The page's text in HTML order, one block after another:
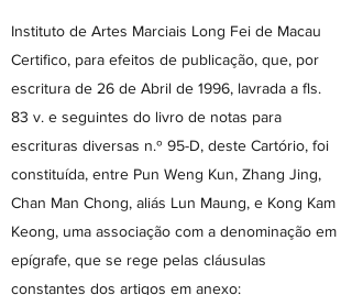
Instituto de Artes Marciais Long Fei de Macau
Certifico, para efeitos de publicação, que, por
escritura de 26 de Abril de 1996, lavrada a fls.
83 v. e seguintes do livro de notas para
escrituras diversas n.º 95-D, deste Cartório, foi
constituída, entre Pun Weng Kun, Zhang Jing,
Chan Man Chong, aliás Lun Maung, e Kong Kam
Keong, uma associação com a denominação em
epígrafe, que se rege pelas cláusulas
constantes dos artigos em anexo: